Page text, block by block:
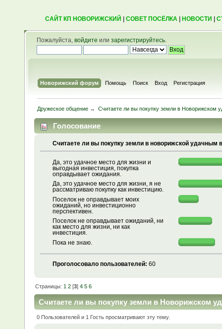
САЙТ КП НОВОРИЖСКИЙ СОВЕТ ПОСЁЛКА| НОВОСТИ
Пожалуйста, войдите или зарегистрируйтесь.
Новорижский форум Помощь Поиск Вход Регистрация
Дружеское общение → Считаете ли вы покупку земли в Новорижском
Голосование
Считаете ли вы покупку земли в новорижской удачным
Да, это удачное место для жизни и
выгодная инвестиция, покупка
оправдывает ожидания.
Да, это удачное место для жизни, я не
рассматриваю покупку как инвестицию.
Поселок не оправдывает моих
ожиданий, но инвестиционно
перспективен.
Поселок не оправдывает ожиданий, ни
как место для жизни, ни как
инвестиция.
Пока не знаю.
Проголосовало пользователей: 60
Страницы: 1 2 [3]4 5 6
Считаете ли вы покупку земли в Новорижском
0 Пользователей и 1 Гость просматривают эту тему.